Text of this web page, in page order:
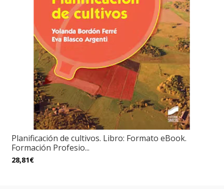
Planificación de cultivos. Libro: Formato eBook.
Formación Profesio...
28,81€